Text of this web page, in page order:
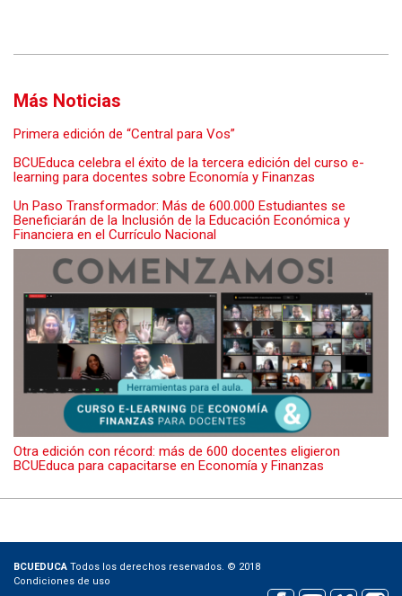
Más Noticias
Primera edición de “Central para Vos”
BCUEduca celebra el éxito de la tercera edición del curso e-
learning para docentes sobre Economía y Finanzas
Un Paso Transformador: Más de 600.000 Estudiantes se
Beneficiarán de la Inclusión de la Educación Económica y
Financiera en el Currículo Nacional
Otra edición con récord: más de 600 docentes eligieron
BCUEduca para capacitarse en Economía y Finanzas
BCUEDUCA Todos los derechos reservados. © 2018
Condiciones de uso